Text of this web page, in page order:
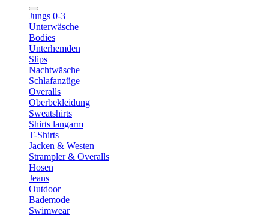
Jungs 0-3
Unterwäsche
Bodies
Unterhemden
Slips
Nachtwäsche
Schlafanzüge
Overalls
Oberbekleidung
Sweatshirts
Shirts langarm
T-Shirts
Jacken & Westen
Strampler & Overalls
Hosen
Jeans
Outdoor
Bademode
Swimwear